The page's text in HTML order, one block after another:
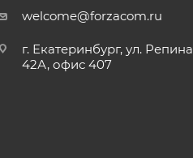
welcome@forzacom.ru
г. Екатеринбург, ул. Репина
42А, офис 407